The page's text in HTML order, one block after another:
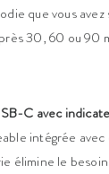
que vous
30, 60 ou 90
C avec
intégrée
élimine le